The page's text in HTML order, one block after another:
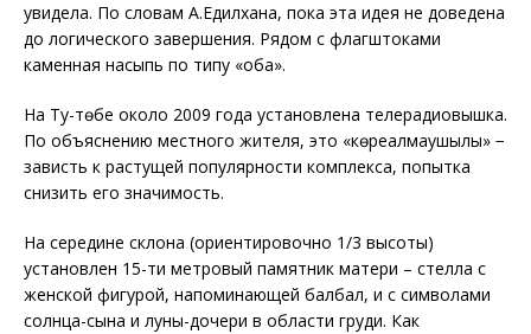
увидела. По словам А.Едилхана, пока эта идея не доведена
до логического завершения. Рядом с флагштоками
каменная насыпь по типу «оба».
На Ту-төбе около 2009 года установлена телерадиовышка.
По объяснению местного жителя, это «көреалмаушылық» −
зависть к растущей популярности комплекса, попытка
снизить его значимость.
На середине склона (ориентировочно 1/3 высоты)
установлен 15-ти метровый памятник матери – стелла с
женской фигурой, напоминающей балбал, и с символами
солнца-сына и луны-дочери в области груди. Как